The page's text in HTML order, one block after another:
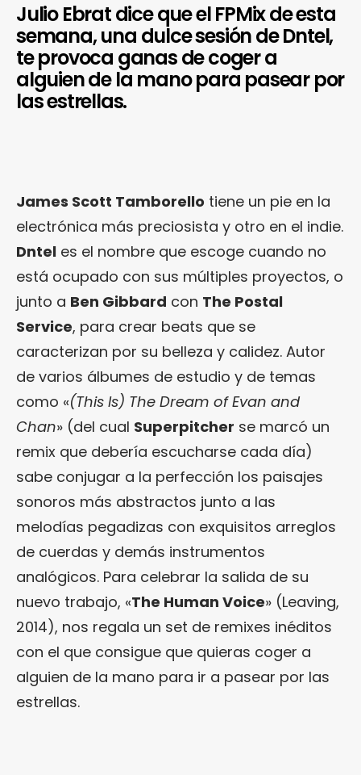
Julio Ebrat dice que el FPMix de esta
semana, una dulce sesión de Dntel,
te provoca ganas de coger a
alguien de la mano para pasear por
las estrellas.
James Scott Tamborello tiene un pie en la
electrónica más preciosista y otro en el indie.
Dntel es el nombre que escoge cuando no
está ocupado con sus múltiples proyectos, o
junto a Ben Gibbard con The Postal
Service, para crear beats que se
caracterizan por su belleza y calidez. Autor
de varios álbumes de estudio y de temas
como «(This Is) The Dream of Evan and
Chan» (del cual Superpitcher se marcó un
remix que debería escucharse cada día)
sabe conjugar a la perfección los paisajes
sonoros más abstractos junto a las
melodías pegadizas con exquisitos arreglos
de cuerdas y demás instrumentos
analógicos. Para celebrar la salida de su
nuevo trabajo, «The Human Voice» (Leaving,
2014), nos regala un set de remixes inéditos
con el que consigue que quieras coger a
alguien de la mano para ir a pasear por las
estrellas.